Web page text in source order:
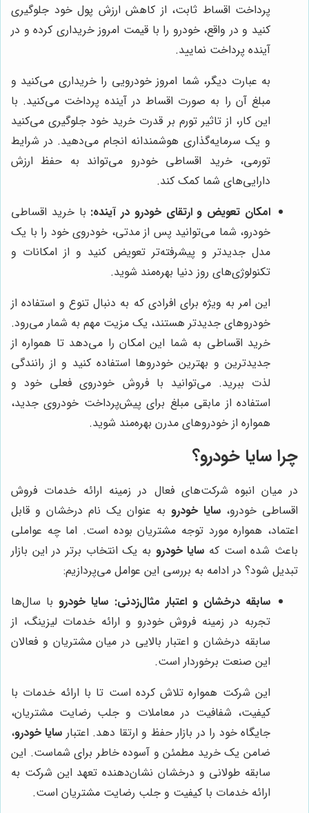
پرداخت اقساط ثابت، از کاهش ارزش پول خود جلوگیری
کنید و در واقع، خودرو را با قیمت امروز خریداری کرده و در
آینده پرداخت نمایید.
به عبارت دیگر، شما امروز خودرویی را خریداری می‌کنید و
مبلغ آن را به صورت اقساط در آینده پرداخت می‌کنید. با
این کار، از تاثیر تورم بر قدرت خرید خود جلوگیری می‌کنید
و یک سرمایه‌گذاری هوشمندانه انجام می‌دهید. در شرایط
تورمی، خرید اقساطی خودرو می‌تواند به حفظ ارزش
دارایی‌های شما کمک کند.
امکان تعویض و ارتقای خودرو در آینده: با خرید اقساطی
خودرو، شما می‌توانید پس از مدتی، خودروی خود را با یک
مدل جدیدتر و پیشرفته‌تر تعویض کنید و از امکانات و
تکنولوژی‌های روز دنیا بهره‌مند شوید.
این امر به ویژه برای افرادی که به دنبال تنوع و استفاده از
خودروهای جدیدتر هستند، یک مزیت مهم به شمار می‌رود.
خرید اقساطی به شما این امکان را می‌دهد تا همواره از
جدیدترین و بهترین خودروها استفاده کنید و از رانندگی
لذت ببرید. می‌توانید با فروش خودروی فعلی خود و
استفاده از مابقی مبلغ برای پیش‌پرداخت خودروی جدید،
همواره از خودروهای مدرن بهره‌مند شوید.
چرا سایا خودرو؟
در میان انبوه شرکت‌های فعال در زمینه ارائه خدمات فروش
اقساطی خودرو، سایا خودرو به عنوان یک نام درخشان و قابل
اعتماد، همواره مورد توجه مشتریان بوده است. اما چه عواملی
باعث شده است که سایا خودرو به یک انتخاب برتر در این بازار
تبدیل شود؟ در ادامه به بررسی این عوامل می‌پردازیم:
سابقه درخشان و اعتبار مثال‌زدنی: سایا خودرو با سال‌ها
تجربه در زمینه فروش خودرو و ارائه خدمات لیزینگ، از
سابقه درخشان و اعتبار بالایی در میان مشتریان و فعالان
این صنعت برخوردار است.
این شرکت همواره تلاش کرده است تا با ارائه خدمات با
کیفیت، شفافیت در معاملات و جلب رضایت مشتریان،
جایگاه خود را در بازار حفظ و ارتقا دهد. اعتبار سایا خودرو،
ضامن یک خرید مطمئن و آسوده خاطر برای شماست. این
سابقه طولانی و درخشان نشان‌دهنده تعهد این شرکت به
ارائه خدمات با کیفیت و جلب رضایت مشتریان است.